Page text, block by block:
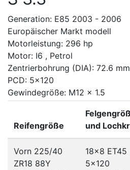
Generation: E85 2003 - 2006
Europäischer Markt modell
Motorleistung: 296 hp
Motor: I6 , Petrol
Zentrierbohrung (DIA): 72.6 mm
PCD: 5x120
Gewindegröße: M12 x 1.5
Reifengröße
und
Vorn 225/40
ZR18 88Y
18x8 ET45
5x120